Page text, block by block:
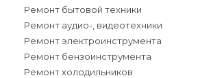
Ремонт бытовой техники
Ремонт аудио-, видеотехники
Ремонт электроинструмента
Ремонт бензоинструмента
Ремонт холодильников